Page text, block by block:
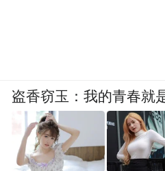
盗香窃玉：我的青春就